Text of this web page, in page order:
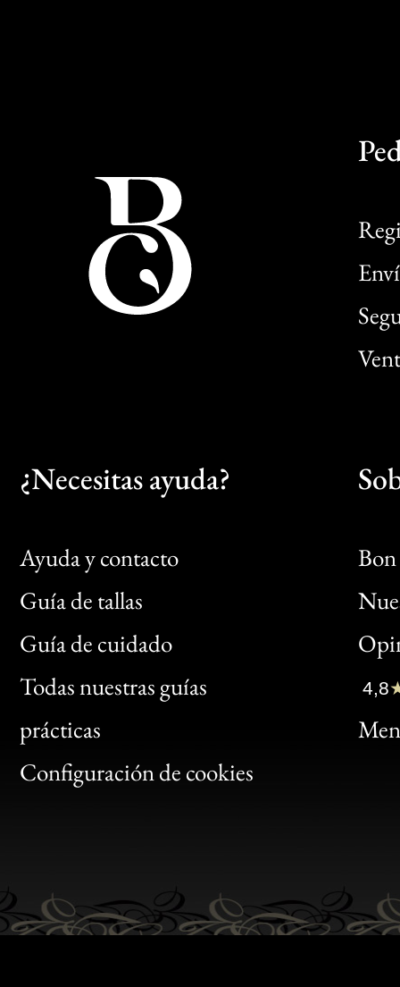
¿Necesitas ayuda?
Ayuda y contacto
Guía de tallas
Guía de cuidado
Todas nuestras guías
prácticas
Configuración de cookies
Bon
Clic
Bon
4,8